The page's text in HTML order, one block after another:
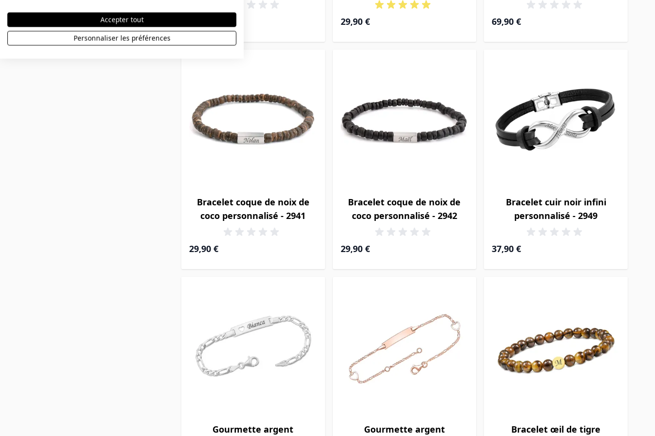
29,90 € 69,90 €
Bracelet coque de noix de
coco personnalisé - 2941
29,90 €
Bracelet coque de noix de
coco personnalisé - 2942
29,90 €
Bracelet cuir noir infini
personnalisé - 2949
37,90 €
Gourmette argent Gourmette argent Bracelet œil de tigre
Accepter tout
Personnaliser les préférences